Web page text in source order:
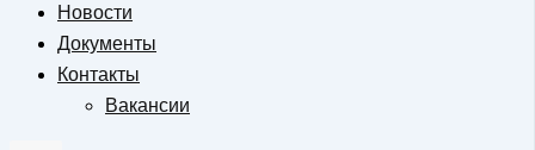
Новости
Документы
Контакты
Вакансии